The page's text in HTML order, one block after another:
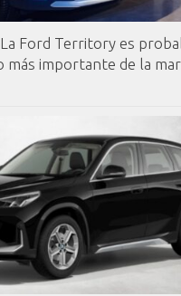
Ford Territory es
más importante de la